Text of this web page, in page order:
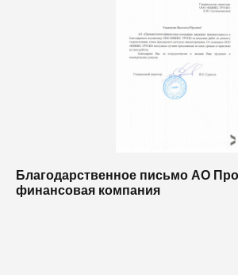
Благодарственное письмо АО
финансовая компания